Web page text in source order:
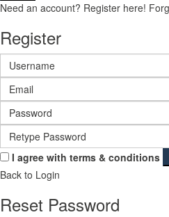
Need an account? Register here!
Register
I agree with terms & conditions
Back to Login
Reset Password